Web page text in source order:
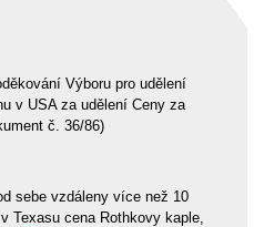
Výboru pro udělení
v USA za udělení Ceny za
č. 36/86)
sebe vzdáleny více než 10
Texasu cena Rothkovy kaple,